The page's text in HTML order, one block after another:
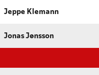
Jeppe Klemann
Jonas Jønsson